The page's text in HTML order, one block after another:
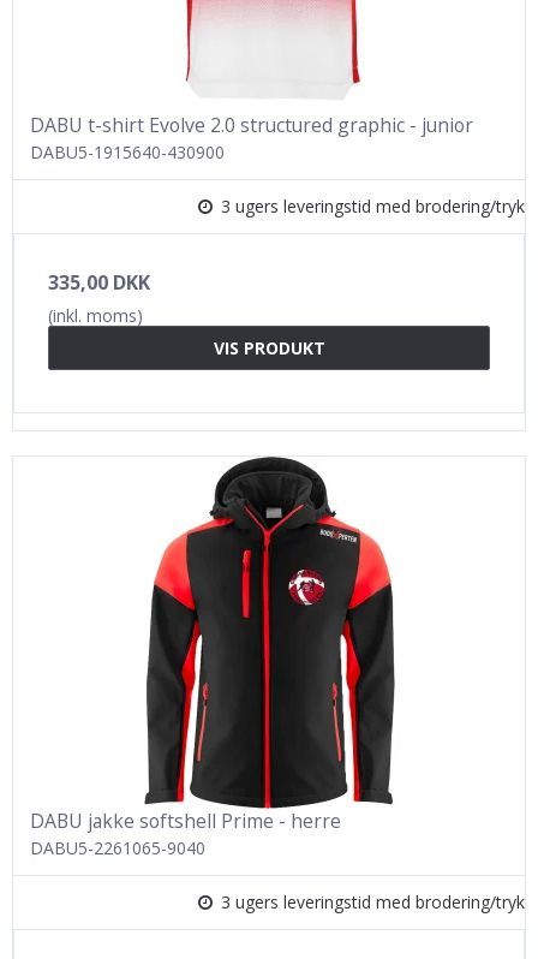
DABU t-shirt Evolve 2.0 structured graphic - junior
DABU5-1915640-430900
3 ugers leveringstid med brodering/tryk
335,00 DKK
(inkl. moms)
VIS PRODUKT
DABU jakke softshell Prime - herre
DABU5-2261065-9040
3 ugers leveringstid med brodering/tryk